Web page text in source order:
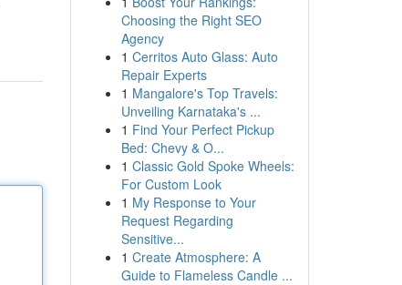
Choosing the Right SEO
Agency
1 Cerritos Auto Glass: Auto
Repair Experts
1 Mangalore's Top Travels:
Unveiling Karnataka's ...
1 Find Your Perfect Pickup
Bed: Chevy & O...
1 Classic Gold Spoke Wheels:
For Custom Look
1 My Response to Your
Request Regarding
Sensitive...
1 Create Atmosphere: A
Guide to Flameless Candle ...